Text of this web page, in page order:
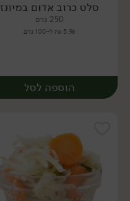
יח׳
סלט כרוב אדום במיונז
250 גרם
5.96 ₪ ל-100 גרם
הוספה לסל